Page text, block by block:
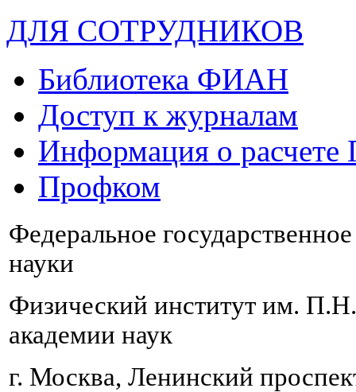
ДЛЯ СОТРУДНИКОВ
Библиотека ФИАН
Доступ к журналам
Информация о
Профком
Федеральное
науки
Физический институт им.
академии наук
г. Москва, Ленинский